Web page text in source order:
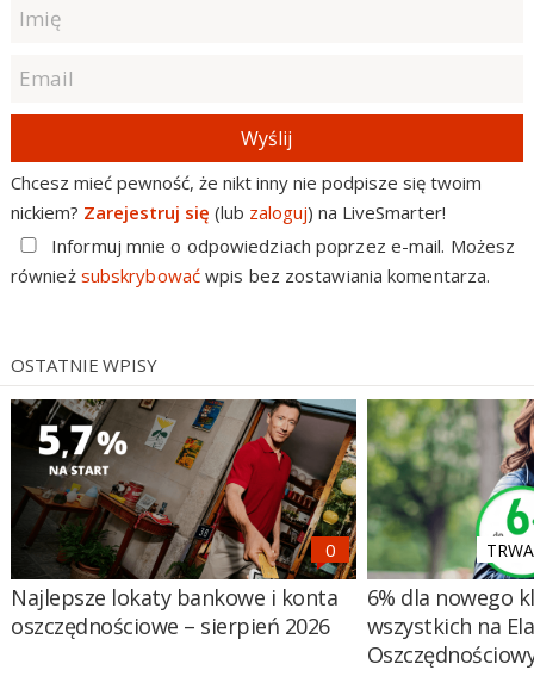
Wyślij
Chcesz mieć pewność, że nikt inny nie podpisze się twoim
nickiem? Zarejestruj się (lub zaloguj) na LiveSmarter!
Informuj mnie o odpowiedziach poprzez e-mail. Możesz
również subskrybowaćwpis bez zostawiania komentarza.
OSTATNIE WPISY
Najlepsze lokaty bankowe i konta
oszczędnościowe – sierpień 2026
6% dla nowego
wszystkich na